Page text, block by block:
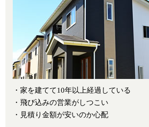
・家を建てて10年以上経過している
・飛び込みの営業がしつこい
・見積り金額が安いのか心配